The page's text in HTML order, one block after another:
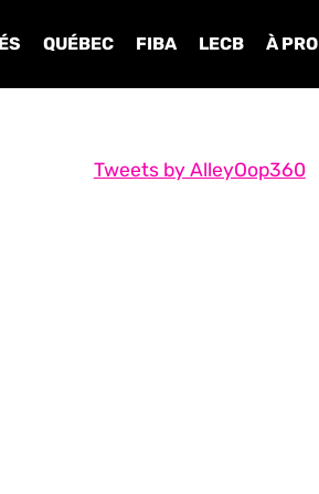
QUÉBEC FIBA LECB À
Tweets by AlleyOop360